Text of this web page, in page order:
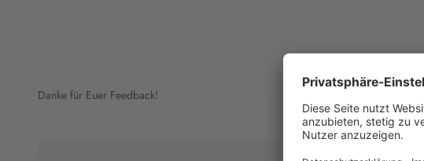
Danke für Euer Feedback!